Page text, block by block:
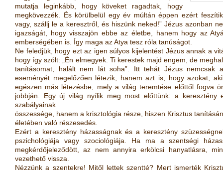
mutatja leginkább, hogy
köveket
ragadtak, hogy
megkövezzék.
És körülbelül egy év múltán éppen ezért
vagy, szállj le a keresztről, és hiszünk neked!” Jézus azonban
igazságát, hogy visszajön ebbe az életbe, hanem hogy az
emberségében is. Így maga az Atya tesz róla tanúságot.
Ne feledjük, hogy ezt az igen súlyos kijelentést Jézus annak a
hogy így szólt:
„Én elmegyek. Ti kerestek majd engem, de
tanításomat, halált nem lát soha”.
Itt tehát Jézus nemcsak
eseményét megelőzően létezik, hanem azt is,
hogy azokat,
egészen más létezésbe, mely a világ teremtése előttől fogva
jobbján. Egy új világ nyílik meg most előttünk: a keresztény
szabályainak
összessége, hanem a krisztológia része, hiszen Krisztus
életében való részesedés.
Ezért a keresztény házasságnak és a keresztény
pszichológiája vagy szociológiája. Ha ma a szentségi
megkérdőjeleződött, az nem annyira erkölcsi hanyatlásra,
vezethető vissza.
Nézzünk a szentekre! Mitől lettek szentté? Mert ismerték